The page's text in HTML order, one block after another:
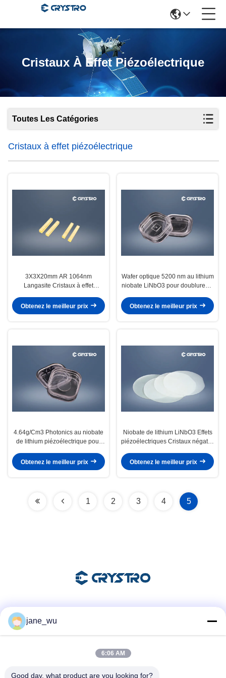
Cristaux À Effet Piézoélectrique
Toutes Les Catégories
Cristaux à effet piézoélectrique
3X3X20mm AR 1064nm
Langasite Cristaux à effet
Obtenez le meilleur prix
Wafer optique 5200 nm au lithium
niobate LiNbO3 pour doublureurs
Obtenez le meilleur prix
4.64g/Cm3 Photonics au niobate
de lithium piézoélectrique pour
Obtenez le meilleur prix
Niobate de lithium LiNbO3 Effets
piézoélectriques Cristaux négatifs
Obtenez le meilleur prix
1 2 3 4 5
jane_wu
6:06 AM
Good day, what product are you looking for?